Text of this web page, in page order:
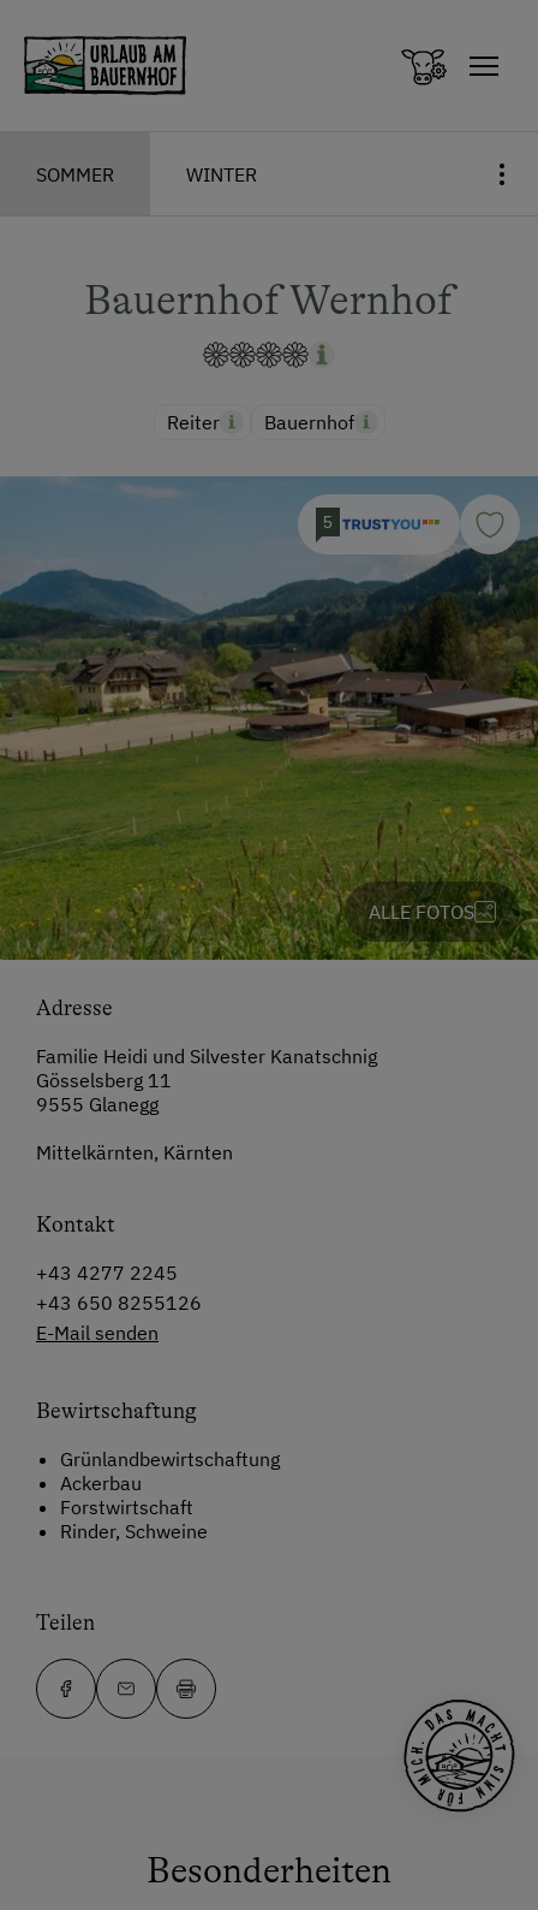
SOMMER WINTER
Bauernhof Wernhof
Reiter Bauernhof
5
ALLE FOTOS
Adresse
Familie Heidi und Silvester Kanatschnig
Gösselsberg 11
9555 Glanegg
Mittelkärnten, Kärnten
Kontakt
+43 4277 2245
+43 650 8255126
E-Mail senden
Bewirtschaftung
Grünlandbewirtschaftung
Ackerbau
Forstwirtschaft
Rinder, Schweine
Teilen
Besonderheiten